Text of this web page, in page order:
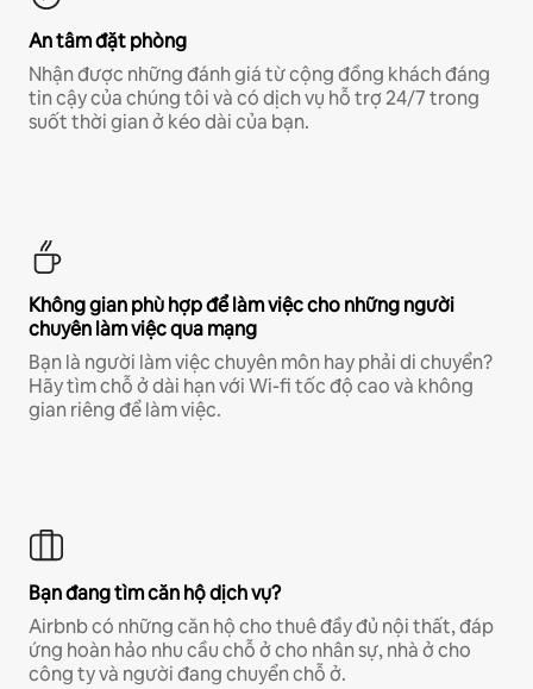
An tâm đặt phòng
Nhận được những đánh giá từ cộng đồng khách đáng
tin cậy của chúng tôi và có dịch vụ hỗ trợ 24/7 trong
suốt thời gian ở kéo dài của bạn.
Không gian phù hợp để làm việc cho những người
chuyên làm việc qua mạng
Bạn là người làm việc chuyên môn hay phải di chuyển?
Hãy tìm chỗ ở dài hạn với Wi-fi tốc độ cao và không
gian riêng để làm việc.
Bạn đang tìm căn hộ dịch vụ?
Airbnb có những căn hộ cho thuê đầy đủ nội thất, đáp
ứng hoàn hảo nhu cầu chỗ ở cho nhân sự, nhà ở cho
công ty và người đang chuyển chỗ ở.